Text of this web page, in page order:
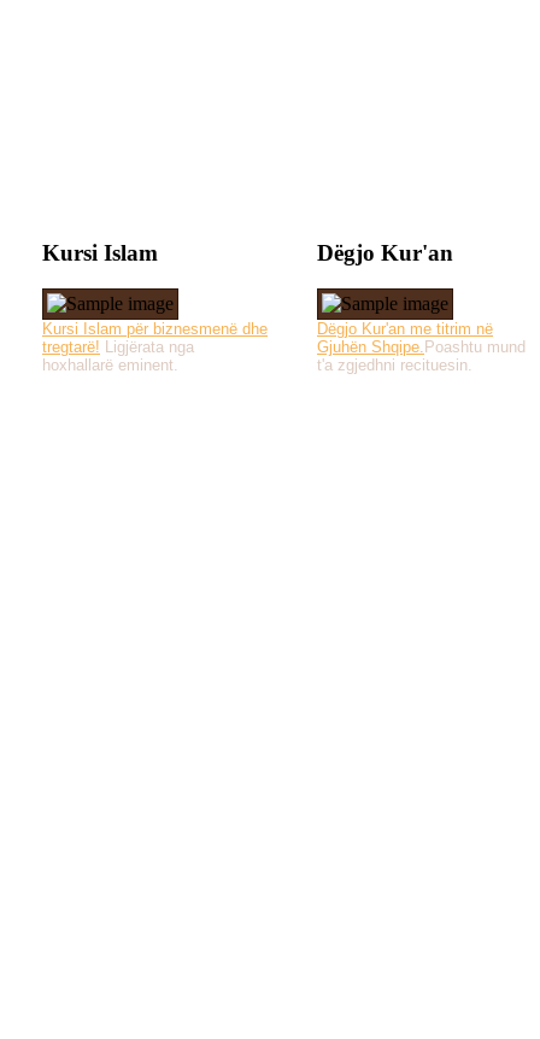
Kursi Islam
Kursi Islam për biznesmenë dhe
tregtarë! Ligjërata nga
hoxhallarë eminent.
Dëgjo Kur'an
Dëgjo Kur'an me titrim në
Gjuhën Shqipe. Poashtu mund
t'a zgjedhni recituesin.